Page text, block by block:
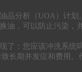
品分析（UOA）计
油，可以防止污染，
了：您应该冲洗系
长期并发症和费用